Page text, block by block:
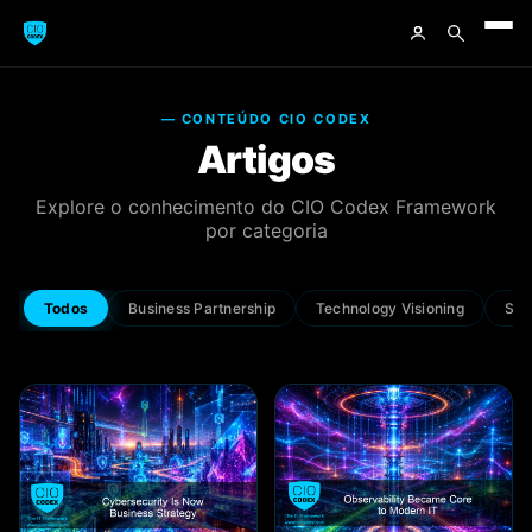
— CONTEÚDO CIO CODEX
Artigos
Explore o conhecimento do CIO Codex Framework
por categoria
Todos Business Partnership Technology Visioning